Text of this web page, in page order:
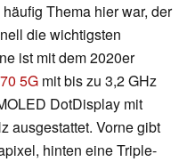
Thema hier war, der
die wichtigsten
ist mit dem 2020er
5G mit bis zu 3,2 GHz
DotDisplay mit
ausgestattet. Vorne gibt
hinten eine Triple-